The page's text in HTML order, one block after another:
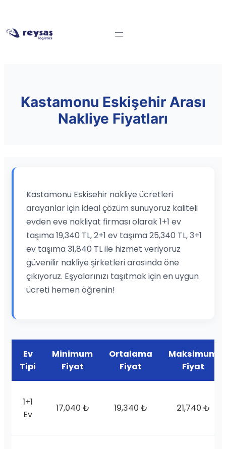
Kastamonu Eskişehir Arası
Nakliye Fiyatları
Kastamonu Eskisehir nakliye ücretleri
arayanlar için ideal çözüm sunuyoruz kaliteli
evden eve nakliyat firması olarak 1+1 ev
taşıma 19,340 TL, 2+1 ev taşıma 25,340 TL, 3+1
ev taşıma 31,840 TL ile hizmet veriyoruz
güvenilir nakliye şirketleri arasında öne
çıkıyoruz. Eşyalarınızı taşıtmak için en uygun
ücreti hemen öğrenin!
Ev
Tipi
Minimum
Fiyat
Ortalama
Fiyat
Maksimum
Fiyat
1+1
Ev
17,040 ₺ 19,340 ₺ 21,740 ₺